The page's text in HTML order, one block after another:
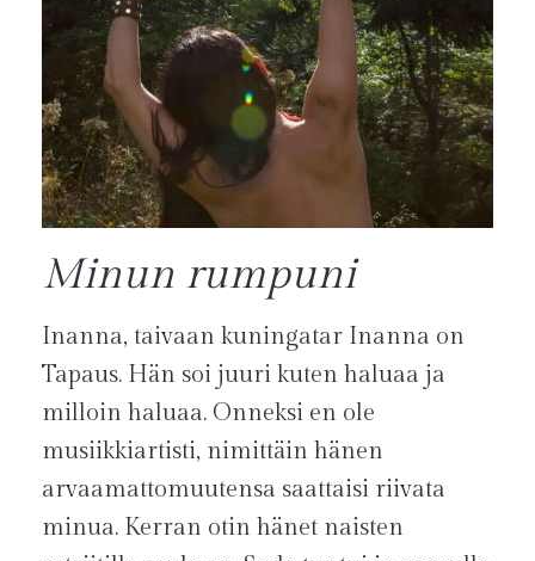
Minun rumpuni
Inanna, taivaan kuningatar Inanna on
Tapaus. Hän soi juuri kuten haluaa ja
milloin haluaa. Onneksi en ole
musiikkiartisti, nimittäin hänen
arvaamattomuutensa saattaisi riivata
minua. Kerran otin hänet naisten